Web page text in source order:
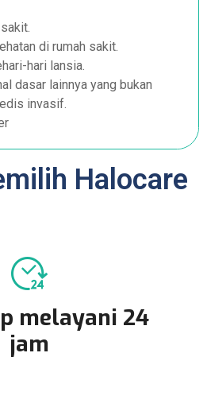
di rumah sakit.
hari lansia.
dasar lainnya yang bukan
invasif.
Halocare
melayani 24
jam